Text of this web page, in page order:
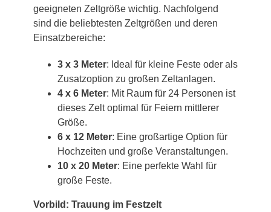
geeigneten Zeltgröße wichtig. Nachfolgend
sind die beliebtesten Zeltgrößen und deren
Einsatzbereiche:
3 x 3 Meter: Ideal für kleine Feste oder als
Zusatzoption zu großen Zeltanlagen.
4 x 6 Meter: Mit Raum für 24 Personen ist
dieses Zelt optimal für Feiern mittlerer
Größe.
6 x 12 Meter: Eine großartige Option für
Hochzeiten und große Veranstaltungen.
10 x 20 Meter: Eine perfekte Wahl für
große Feste.
Vorbild: Trauung im Festzelt